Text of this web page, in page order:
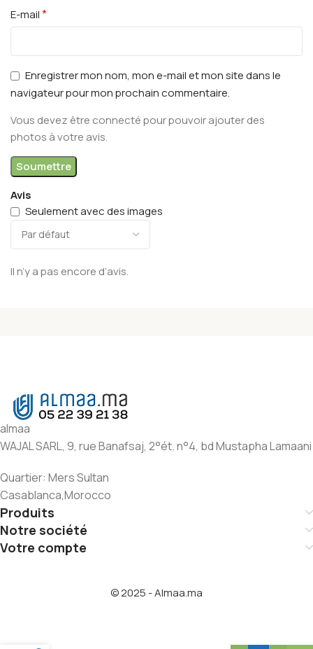
Avis
Seulement avec des images
Il n’y a pas encore d’avis.
E-mail*
Enregistrer mon nom, mon e-mail et mon site dans le
navigateur pour mon prochain commentaire.
Vous devez être connecté pour pouvoir ajouter des
photos à votre avis.
almaa
WAJAL SARL, 9, rue Banafsaj, 2°ét. n°4, bd Mustapha Lamaani
Quartier: Mers Sultan
Casablanca,Morocco
Produits
Notre société
Votre compte
© 2025 - Almaa.ma